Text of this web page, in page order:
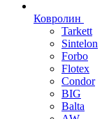
Ковролин
Tarkett
Sintelon
Forbo
Flotex
Condor
BIG
Balta